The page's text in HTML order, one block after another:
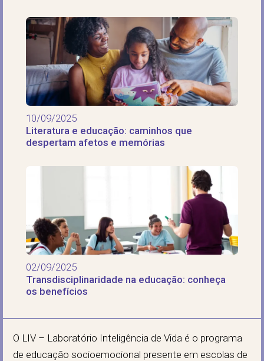
10/09/2025
Literatura e educação: caminhos que
despertam afetos e memórias
02/09/2025
Transdisciplinaridade na educação: conheça
os benefícios
O LIV – Laboratório Inteligência de Vida é o programa
de educação socioemocional presente em escolas de